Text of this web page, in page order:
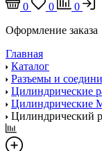
0
0
0
Оформление заказа
Главная
Каталог
Разъемы и
Цилиндрические
Цилиндрические
Цилиндрический